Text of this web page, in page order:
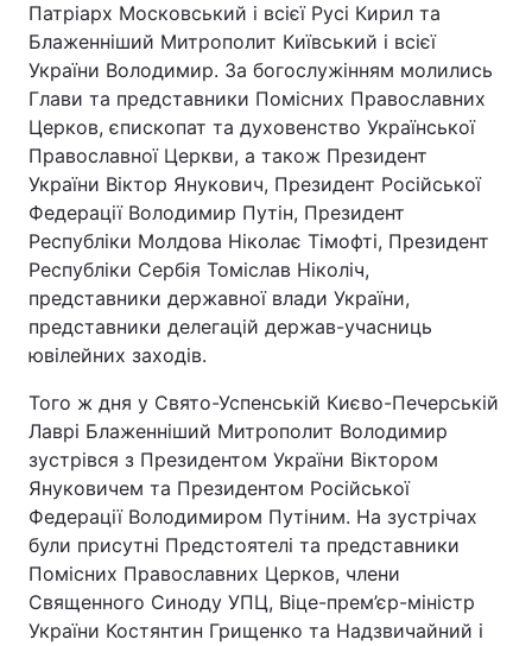
Патріарх Московський і всієї Русі Кирил та
Блаженніший Митрополит Київський і всієї
України Володимир. За богослужінням молились
Глави та представники Помісних Православних
Церков, єпископат та духовенство Української
Православної Церкви, а також Президент
України Віктор Янукович, Президент Російської
Федерації Володимир Путін, Президент
Республіки Молдова Ніколає Тімофті, Президент
Республіки Сербія Томіслав Ніколіч,
представники державної влади України,
представники делегацій держав-учасниць
ювілейних заходів.
Того ж дня у Свято-Успенській Києво-Печерській
Лаврі Блаженніший Митрополит Володимир
зустрівся з Президентом України Віктором
Януковичем та Президентом Російської
Федерації Володимиром Путіним. На зустрічах
були присутні Предстоятелі та представники
Помісних Православних Церков, члени
Священного Синоду УПЦ, Віце-прем’єр-міністр
України Костянтин Грищенко та Надзвичайний і